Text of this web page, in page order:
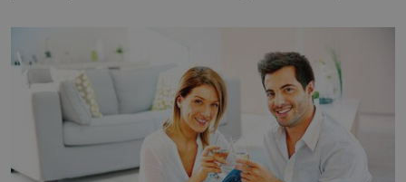
okurky ✿ 2 rajčata Zálivka: ✿ 4 lžíce olivového oleje ✿ 1
lžíci citronové šťávy ✿ ½ stroužku